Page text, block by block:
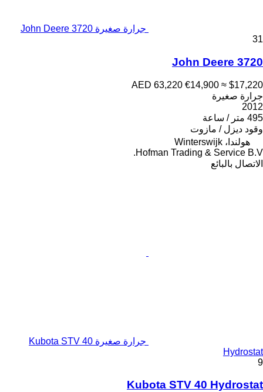
جرارة صغيرة John Deere 3720
31
John Deere 3720
AED 63,220 €14,900 ≈ $17,220
جرارة صغيرة
2012
495 متر / ساعة
وقود ديزل / مازوت
هولندا، Winterswijk
Hofman Trading & Service B.V.
الاتصال بالبائع
جرارة صغيرة Kubota STV 40
Hydrostat
9
Kubota STV 40 Hydrostat